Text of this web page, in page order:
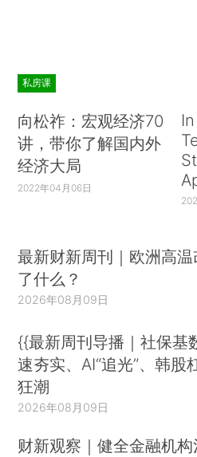
高标准、高水平做好规划建
海上丝绸之路的重要节点，
水平；大力发展海洋经济
伐；坚持实施“生态立省”战
篇章。（记者张旭东）
私房课
向松祚：宏观经济70
讲，带你了解国内外
经济大局
2022年04月06日
最新财新周刊｜欧洲高
了什么？
2026年08月09日
{{最新周刊导播｜社保基
速夯实、AI“追光”、韩股
狂潮
2026年08月09日
财新观察｜健全金融机构